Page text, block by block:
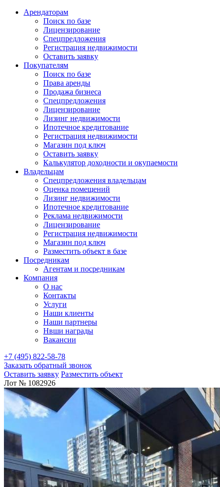
Арендаторам
Поиск по базе
Лицензирование
Спецпредложения
Регистрация недвижимости
Оставить заявку
Покупателям
Поиск по базе
Права аренды
Продажа бизнеса
Спецпредложения
Лицензирование
Лизинг недвижимости
Ипотечное кредитование
Регистрация недвижимости
Магазин под ключ
Оставить заявку
Калькулятор доходности и окупаемости
Владельцам
Спецпредложения владельцам
Оценка помещений
Лизинг недвижимости
Ипотечное кредитование
Реклама недвижимости
Лицензирование
Регистрация недвижимости
Магазин под ключ
Разместить объект в базе
Посредникам
Агентам и посредникам
Компания
О нас
Контакты
Услуги
Наши клиенты
Наши партнеры
Нвши награды
Вакансии
+7 (495) 822-58-78
Заказать обратный звонок
Оставить заявку Разместить объект
Лот № 1082926